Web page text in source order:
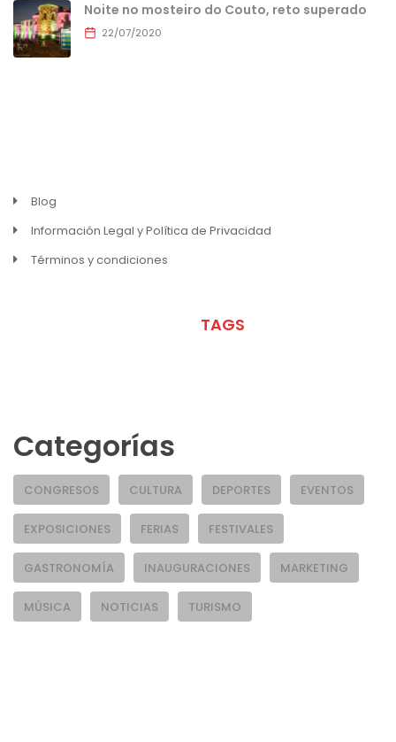
Noite no mosteiro do Couto, reto superado
22/07/2020
Blog
Información Legal y Política de Privacidad
Términos y condiciones
TAGS
Categorías
CONGRESOS CULTURA DEPORTES EVENTOS
EXPOSICIONES FERIAS FESTIVALES
GASTRONOMÍA INAUGURACIONES MARKETING
MÚSICA NOTICIAS TURISMO